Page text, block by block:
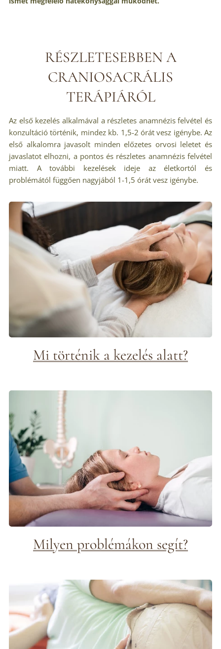
RÉSZLETESEBBEN A
CRANIOSACRÁLIS
TERÁPIÁRÓL
Az első kezelés alkalmával a részletes anamnézis felvétel és
konzultáció történik, mindez kb. 1,5-2 órát vesz igénybe. Az
első alkalomra javasolt minden előzetes orvosi leletet és
javaslatot elhozni, a pontos és részletes anamnézis felvétel
miatt. A további kezelések ideje az életkortól és
problémától függően nagyjából 1-1,5 órát vesz igénybe.
Mi történik a kezelés alatt?
Milyen problémákon segít?